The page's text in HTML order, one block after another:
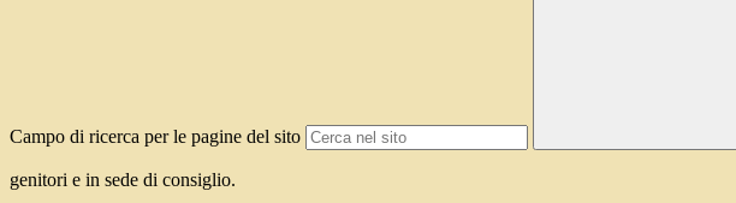
Campo di ricerca per le pagine del sito
genitori e in sede di consiglio.